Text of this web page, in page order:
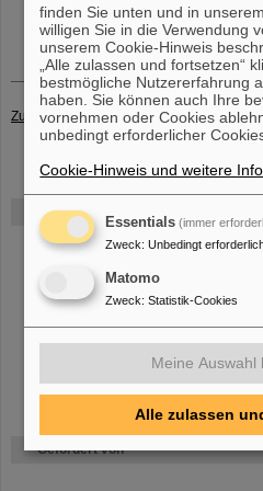
FAIR
Bei GSI entsteht das neue
Gefördert von
Zurück zur Übersicht Veröffentlichungen
finden Sie unten und in
willigen Sie in die Verwendung
unserem Cookie-Hinweis
„Alle zulassen und fortsetzen“
bestmögliche Nutzererfahrung
haben. Sie können auch Ihre
vornehmen oder Cookies
unbedingt erforderlicher
Cookie-Hinweis und weitere
Essentials (immer
Zweck: Unbedingt
Matomo
Zweck: Statistik-Cookies
Meine Auswahl
Alle zulassen